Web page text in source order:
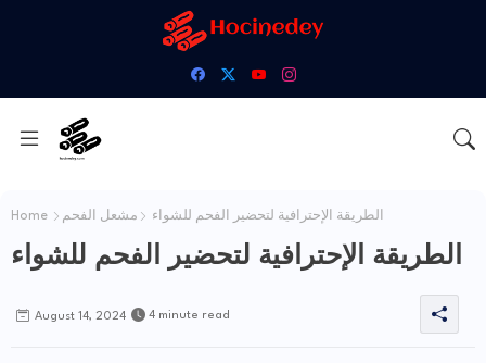
Home مشعل الفحم الطريقة الإحترافية لتحضير الفحم للشواء
الطريقة الإحترافية لتحضير الفحم للشواء
August 14, 2024 4 minute read